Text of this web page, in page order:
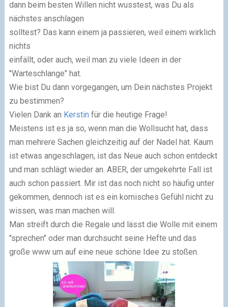
dann beim besten Willen nicht wusstest, was Du als
nächstes anschlagen
solltest? Das kann einem ja passieren, weil einem wirklich
nichts
einfällt, oder auch, weil man zu viele Ideen in der
"Warteschlange" hat.
Wie bist Du dann vorgegangen, um Dein nächstes Projekt
zu bestimmen?
Vielen Dank an Kerstin für die heutige Frage!
Meistens ist es ja so, wenn man die Wollsucht hat, dass
man mehrere Sachen gleichzeitig auf der Nadel hat. Kaum
ist etwas angeschlagen, ist das Neue auch schon entdeckt
und man schlägt wieder an. ABER, der umgekehrte Fall ist
auch schon passiert. Mir ist das noch nicht so häufig unter
gekommen, dennoch ist es ein komisches Gefühl nicht zu
wissen, was man machen will.
Man streift durch die Regale und lässt die Wolle mit einem
"sprechen" oder man durchsucht seine Hefte und das
große www um auf eine neue schöne Idee zu stoßen.